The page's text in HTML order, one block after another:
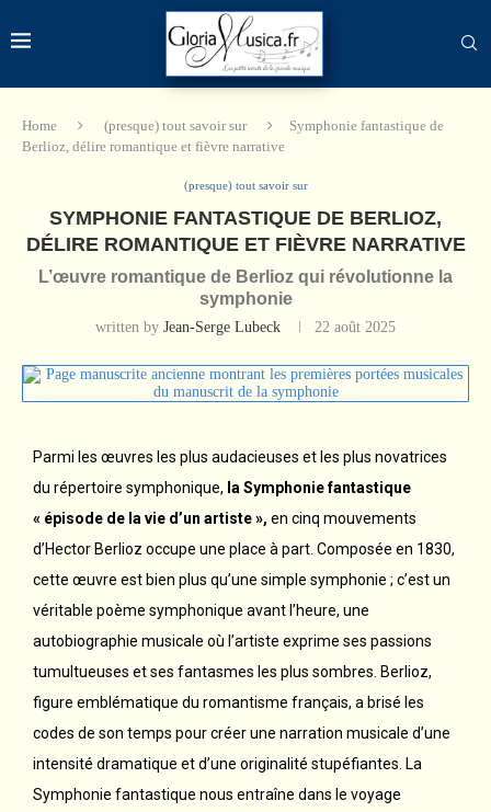
Home (presque) tout savoir sur
Symphonie fantastique de
Berlioz, délire romantique et fièvre narrative
(presque) tout savoir sur
SYMPHONIE FANTASTIQUE DE BERLIOZ,
DÉLIRE ROMANTIQUE ET FIÈVRE NARRATIVE
L’œuvre romantique de Berlioz qui révolutionne la
symphonie
written by Jean-Serge Lubeck 22 août 2025
Parmi les œuvres les plus audacieuses et les plus novatrices
du répertoire symphonique, la Symphonie fantastique
« épisode de la vie d’un artiste », en cinq mouvements
d’Hector Berlioz occupe une place à part. Composée en 1830,
cette œuvre est bien plus qu’une simple symphonie ; c’est un
véritable poème symphonique avant l’heure, une
autobiographie musicale où l’artiste exprime ses passions
tumultueuses et ses fantasmes les plus sombres. Berlioz,
figure emblématique du romantisme français, a brisé les
codes de son temps pour créer une narration musicale d’une
intensité dramatique et d’une originalité stupéfiantes. La
Symphonie fantastique nous entraîne dans le voyage